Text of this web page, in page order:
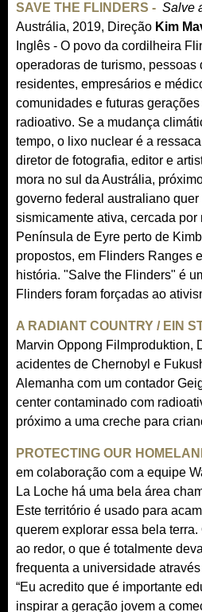
SAVE THE FLINDERS - Salve
Austrália, 2019, Direção Kim
Inglês - O povo da cordilheira
operadoras de turismo,
residentes, empresários e
comunidades e futuras
radioativo. Se a mudança
tempo, o lixo nuclear é a
diretor de fotografia, editor e
mora no sul da Austrália,
governo federal australiano
sismicamente ativa, cercada
Península de Eyre perto de
propostos, em Flinders Ranges
história. "Salve the Flinders" é
Flinders foram forçadas ao
A RADIANT COUNTRY / EIN
Marvin Oppong Filmproduktion,
acidentes de Chernobyl e
Alemanha com um contador
center contaminado com
próximo a uma creche para
PROTECTING OUR
em colaboração com a equipe
La Loche há uma bela área
Este território é usado para
querem explorar essa bela
ao redor, o que é totalmente
frequenta a universidade
“Eu acredito que é importante
inspirar a geração jovem a